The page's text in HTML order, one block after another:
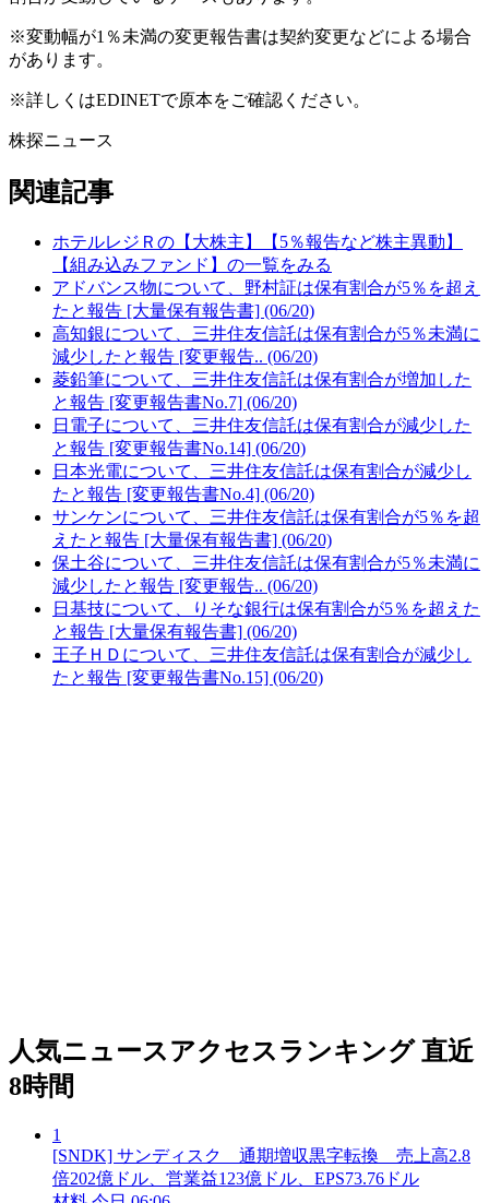
※変動幅が1％未満の変更報告書は契約変更などによる場合
があります。
※詳しくはEDINETで原本をご確認ください。
株探ニュース
関連記事
ホテルレジＲの【大株主】【5％報告など株主異動】
【組み込みファンド】の一覧をみる
アドバンス物について、野村証は保有割合が5％を超え
たと報告 [大量保有報告書] (06/20)
高知銀について、三井住友信託は保有割合が5％未満に
減少したと報告 [変更報告.. (06/20)
菱鉛筆について、三井住友信託は保有割合が増加した
と報告 [変更報告書No.7] (06/20)
日電子について、三井住友信託は保有割合が減少した
と報告 [変更報告書No.14] (06/20)
日本光電について、三井住友信託は保有割合が減少し
たと報告 [変更報告書No.4] (06/20)
サンケンについて、三井住友信託は保有割合が5％を超
えたと報告 [大量保有報告書] (06/20)
保土谷について、三井住友信託は保有割合が5％未満に
減少したと報告 [変更報告.. (06/20)
日基技について、りそな銀行は保有割合が5％を超えた
と報告 [大量保有報告書] (06/20)
王子ＨＤについて、三井住友信託は保有割合が減少し
たと報告 [変更報告書No.15] (06/20)
人気ニュースアクセスランキング 直近
8時間
1
[SNDK] サンディスク 通期増収黒字転換 売上高2.8
倍202億ドル、営業益123億ドル、EPS73.76ドル